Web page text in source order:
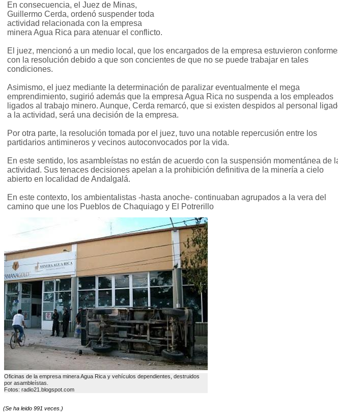
En consecuencia, el Juez de Minas,
Guillermo Cerda, ordenó suspender toda
actividad relacionada con la empresa
minera Agua Rica para atenuar el conflicto.
El juez, mencionó a un medio local, que los encargados de la empresa estuvieron
con la resolución debido a que son concientes de que no se puede trabajar en tales
condiciones.
Asimismo, el juez mediante la determinación de paralizar eventualmente el mega
emprendimiento, sugirió además que la empresa Agua Rica no suspenda a los empleados
ligados al trabajo minero. Aunque, Cerda remarcó, que si existen despidos al personal
a la actividad, será una decisión de la empresa.
Por otra parte, la resolución tomada por el juez, tuvo una notable repercusión entre los
partidarios antimineros y vecinos autoconvocados por la vida.
En este sentido, los asambleístas no están de acuerdo con la suspensión momentánea de
actividad. Sus tenaces decisiones apelan a la prohibición definitiva de la minería a cielo
abierto en localidad de Andalgalá.
En este contexto, los ambientalistas -hasta anoche- continuaban agrupados a la vera del
camino que une los Pueblos de Chaquiago y El Potrerillo
Oficinas de la empresa minera Agua Rica y vehí­culos dependientes, destruidos
por asambleí­stas.
Fotos: radio21.blogspot.com
(Se ha leido 991 veces.)